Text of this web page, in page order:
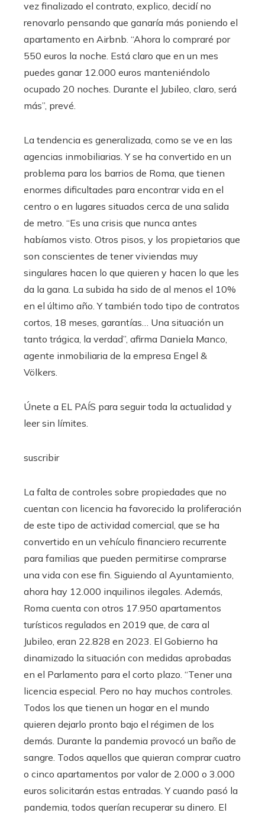
vez finalizado el contrato, explico, decidí no
renovarlo pensando que ganaría más poniendo el
apartamento en Airbnb. “Ahora lo compraré por
550 euros la noche. Está claro que en un mes
puedes ganar 12.000 euros manteniéndolo
ocupado 20 noches. Durante el Jubileo, claro, será
más”, prevé.
La tendencia es generalizada, como se ve en las
agencias inmobiliarias. Y se ha convertido en un
problema para los barrios de Roma, que tienen
enormes dificultades para encontrar vida en el
centro o en lugares situados cerca de una salida
de metro. “Es una crisis que nunca antes
habíamos visto. Otros pisos, y los propietarios que
son conscientes de tener viviendas muy
singulares hacen lo que quieren y hacen lo que les
da la gana. La subida ha sido de al menos el 10%
en el último año. Y también todo tipo de contratos
cortos, 18 meses, garantías… Una situación un
tanto trágica, la verdad”, afirma Daniela Manco,
agente inmobiliaria de la empresa Engel &
Völkers.
Únete a EL PAÍS para seguir toda la actualidad y
leer sin límites.
suscribir
La falta de controles sobre propiedades que no
cuentan con licencia ha favorecido la proliferación
de este tipo de actividad comercial, que se ha
convertido en un vehículo financiero recurrente
para familias que pueden permitirse comprarse
una vida con ese fin. Siguiendo al Ayuntamiento,
ahora hay 12.000 inquilinos ilegales. Además,
Roma cuenta con otros 17.950 apartamentos
turísticos regulados en 2019 que, de cara al
Jubileo, eran 22.828 en 2023. El Gobierno ha
dinamizado la situación con medidas aprobadas
en el Parlamento para el corto plazo. “Tener una
licencia especial. Pero no hay muchos controles.
Todos los que tienen un hogar en el mundo
quieren dejarlo pronto bajo el régimen de los
demás. Durante la pandemia provocó un baño de
sangre. Todos aquellos que quieran comprar cuatro
o cinco apartamentos por valor de 2.000 o 3.000
euros solicitarán estas entradas. Y cuando pasó la
pandemia, todos querían recuperar su dinero. El